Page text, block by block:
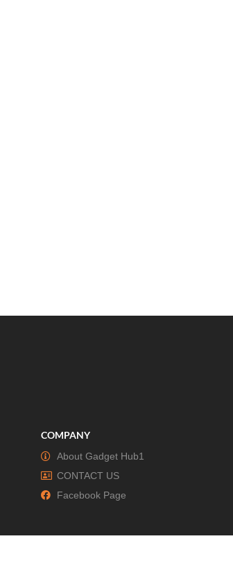
COMPANY
About Gadget Hub1
CONTACT US
Facebook Page